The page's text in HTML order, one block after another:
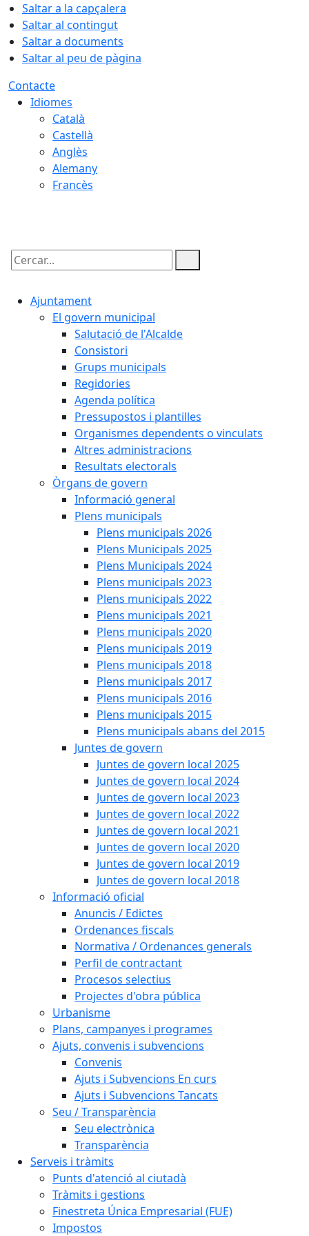
Saltar a la capçalera
Saltar al contingut
Saltar a documents
Saltar al peu de pàgina
Contacte
Idiomes
Català
Castellà
Anglès
Alemany
Francès
Cercar:
Ajuntament
El govern municipal
Salutació de l'Alcalde
Consistori
Grups municipals
Regidories
Agenda política
Pressupostos i plantilles
Organismes dependents o vinculats
Altres administracions
Resultats electorals
Òrgans de govern
Informació general
Plens municipals
Plens municipals 2026
Plens Municipals 2025
Plens Municipals 2024
Plens municipals 2023
Plens municipals 2022
Plens municipals 2021
Plens municipals 2020
Plens municipals 2019
Plens municipals 2018
Plens municipals 2017
Plens municipals 2016
Plens municipals 2015
Plens municipals abans del 2015
Juntes de govern
Juntes de govern local 2025
Juntes de govern local 2024
Juntes de govern local 2023
Juntes de govern local 2022
Juntes de govern local 2021
Juntes de govern local 2020
Juntes de govern local 2019
Juntes de govern local 2018
Informació oficial
Anuncis / Edictes
Ordenances fiscals
Normativa / Ordenances generals
Perfil de contractant
Procesos selectius
Projectes d'obra pública
Urbanisme
Plans, campanyes i programes
Ajuts, convenis i subvencions
Convenis
Ajuts i Subvencions En curs
Ajuts i Subvencions Tancats
Seu / Transparència
Seu electrònica
Transparència
Serveis i tràmits
Punts d'atenció al ciutadà
Tràmits i gestions
Finestreta Única Empresarial (FUE)
Impostos